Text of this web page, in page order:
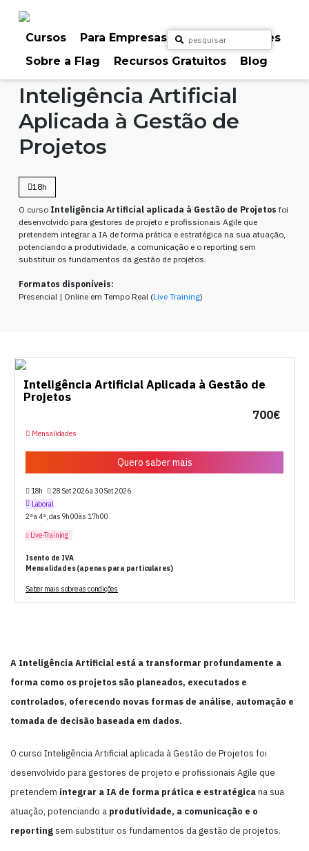
Cursos Para Empresas
Para Particulares
Sobre a Flag
Recursos Gratuitos Blog
Home Cursos Inteligência Artificial Gestão de Projetos
Inteligência Artificial
Aplicada à Gestão de
Projetos
18h
O curso Inteligência Artificial aplicada à Gestão de Projetos foi
desenvolvido para gestores de projeto e profissionais Agile que
pretendem integrar a IA de forma prática e estratégica na sua atuação,
potenciando a produtividade, a comunicação e o reporting sem
substituir os fundamentos da gestão de projetos.
Formatos disponíveis:
Presencial | Online em Tempo Real (Live Training)
A Inteligência Artificial está a transformar profundamente a
forma como os projetos são planeados, executados e
controlados, oferecendo novas formas de análise, automação e
tomada de decisão baseada em dados.
O curso Inteligência Artificial aplicada à Gestão de Projetos foi
desenvolvido para gestores de projeto e profissionais Agile que
pretendem integrar a IA de forma prática e estratégicana sua
atuação, potenciando a produtividade, a comunicação e o
reporting sem substituir os fundamentos da gestão de projetos.
Inteligência Artificial Aplicada à Gestão de
Projetos
700€
Mensalidades
Quero saber mais
18h
28 Set 2026 a 30 Set 2026
Laboral
2ª a 4ª, das 9h00 às 17h00
Live-Training
Isento de IVA
Mensalidades (apenas para particulares)
Saber mais sobre as condições